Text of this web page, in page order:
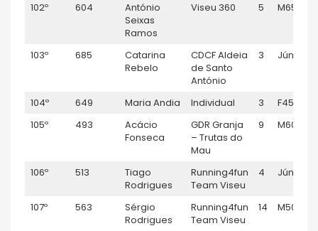
102º 604
António
Seixas
Ramos
Viseu 360 5 M65
103º 685
Catarina
Rebelo
CDCF Aldeia
de Santo
António
3 Júnior F
104º 649 Maria Andia Individual 3
F45
105º
493
Acácio
Fonseca
GDR Granja
– Trutas do
Mau
9 M60
106º 513
Tiago
Rodrigues
Running4fun
Team Viseu
4 Júnior M
107º 563
Sérgio
Rodrigues
Running4fun
Team Viseu
14 M50